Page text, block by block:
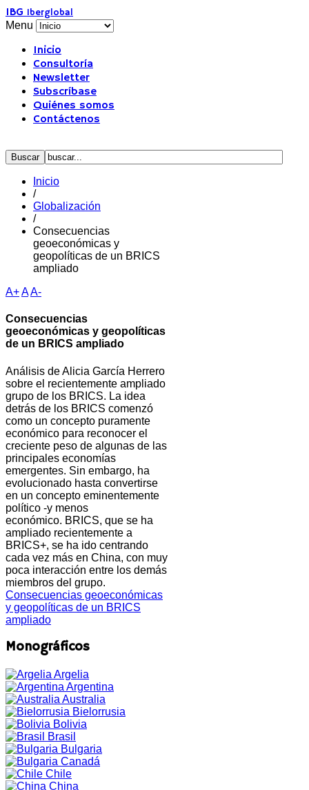
IBG Iberglobal
Menu
Inicio
Consultoría
Newsletter
Subscríbase
Quiénes somos
Contáctenos
Inicio
/
Globalización
/
Consecuencias
geoeconómicas y
geopolíticas de un BRICS
ampliado
A+AA-
Consecuencias
geoeconómicas y geopolíticas
de un BRICS ampliado
Análisis de Alicia García Herrero
sobre el recientemente ampliado
grupo de los BRICS. La idea
detrás de los BRICS comenzó
como un concepto puramente
económico para reconocer el
creciente peso de algunas de las
principales economías
emergentes. Sin embargo, ha
evolucionado hasta convertirse
en un concepto eminentemente
político -y menos
económico. BRICS, que se ha
ampliado recientemente a
BRICS+, se ha ido centrando
cada vez más en China, con muy
poca interacción entre los demás
miembros del grupo.
Consecuencias geoeconómicas
y geopolíticas de un BRICS
ampliado
Monográficos
Argelia
Argentina
Australia
Bielorrusia
Bolivia
Brasil
Bulgaria
Canadá
Chile
China